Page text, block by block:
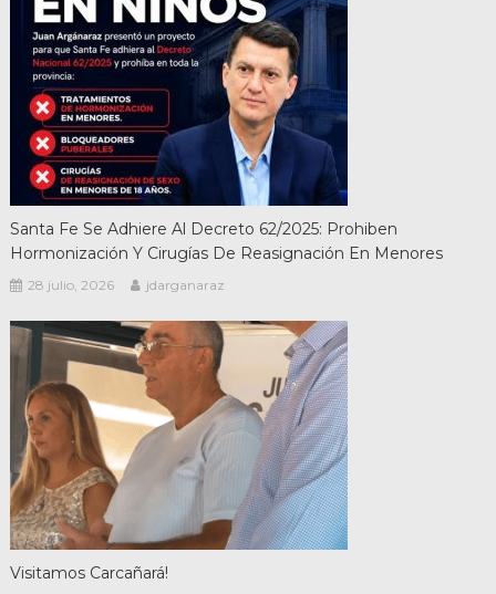
Santa Fe Se Adhiere Al Decreto 62/2025: Prohiben
Hormonización Y Cirugías De Reasignación En Menores
28 julio, 2026 jdarganaraz
Visitamos Carcañará!